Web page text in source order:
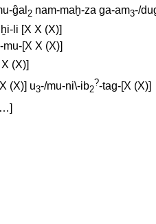
ĝal 2 nam-maḫ-za ga-am3-/
ḫi-li [X X (X)]
-mu-[X X (X)]
X (X)]
X (X)] u3-/mu-ni\-ib2
?-tag-[X (X)]
]